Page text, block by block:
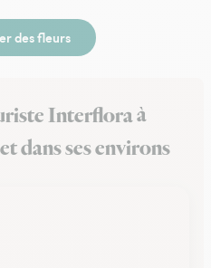
des fleurs
Interflora à
dans ses environs